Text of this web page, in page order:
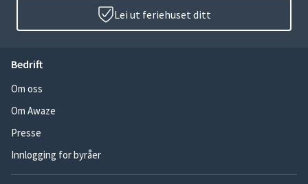
Lei ut feriehuset ditt
Bedrift
Om oss
Om Awaze
Presse
Innlogging for byråer